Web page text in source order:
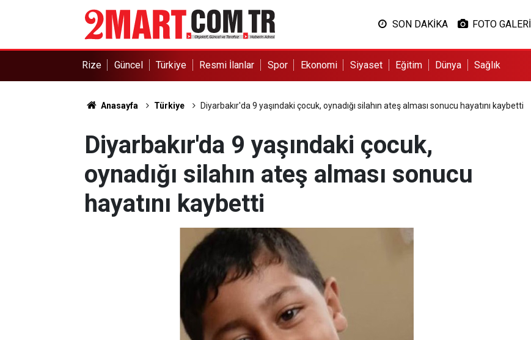
SON DAKİKA FOTO GALERİ
Rize Güncel Türkiye Resmi İlanlar Spor Ekonomi Siyaset Eğitim Dünya Sağlık
Anasayfa Türkiye Diyarbakır'da 9 yaşındaki çocuk, oynadığı silahın ateş alması sonucu hayatını kaybetti
Diyarbakır'da 9 yaşındaki çocuk,
oynadığı silahın ateş alması sonucu
hayatını kaybetti